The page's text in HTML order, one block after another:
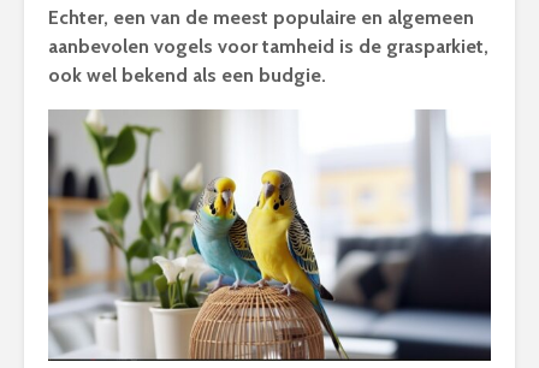
Echter, een van de meest populaire en algemeen
aanbevolen vogels voor tamheid is de grasparkiet,
ook wel bekend als een budgie.